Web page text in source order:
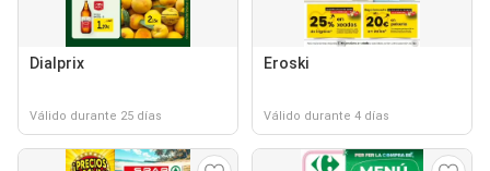
Dialprix
Válido durante 25 días
Eroski
Válido durante 4 días